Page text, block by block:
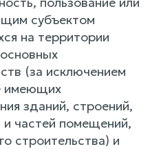
субъектом
на территории
(за исключением
имеющих
зданий, строений,
частей помещений,
строительства) и